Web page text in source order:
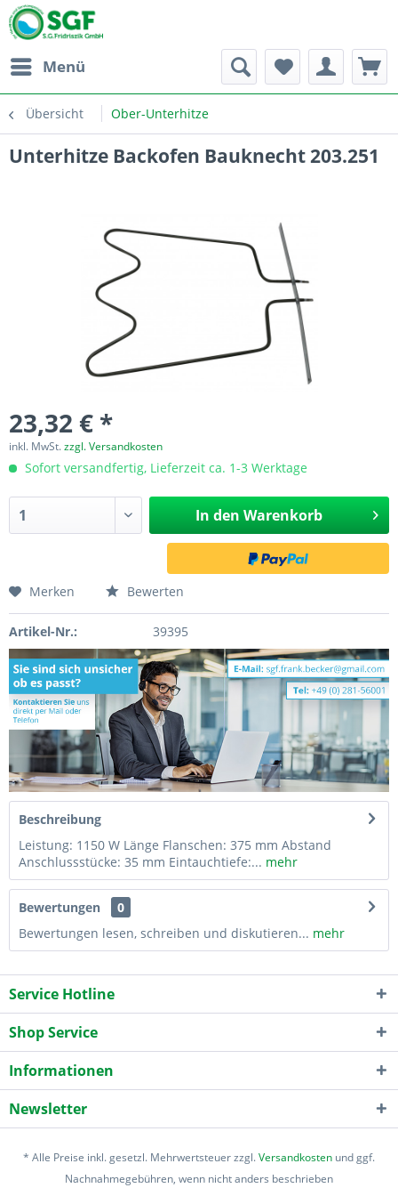
Menü
Übersicht Ober-Unterhitze
Unterhitze Backofen Bauknecht 203.251
23,32 € *
inkl. MwSt.zzgl. Versandkosten
Sofort versandfertig, Lieferzeit ca. 1-3 Werktage
In den Warenkorb
Merken Bewerten
Artikel-Nr.: 39395
Beschreibung
Leistung: 1150 W Länge Flanschen: 375 mm Abstand
Anschlussstücke: 35 mm Eintauchtiefe:... mehr
Bewertungen
0
Bewertungen lesen, schreiben und diskutieren... mehr
Service Hotline
Shop Service
Informationen
Newsletter
* Alle Preise inkl. gesetzl. Mehrwertsteuer zzgl.Versandkosten und ggf.
Nachnahmegebühren, wenn nicht anders beschrieben